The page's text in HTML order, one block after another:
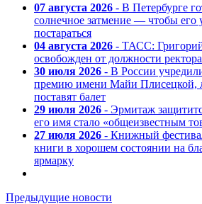
07 августа 2026 - В Петербурге
солнечное затмение — чтобы его
постараться
04 августа 2026 - ТАСС:
освобожден от должности
30 июля 2026 - В России
премию имени Майи Плисецкой,
поставят балет
29 июля 2026 - Эрмитаж
его имя стало «общеизвестным
27 июля 2026 - Книжный
книги в хорошем состоянии на
ярмарку
Предыдущие новости